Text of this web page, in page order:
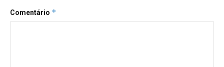
Comentário *